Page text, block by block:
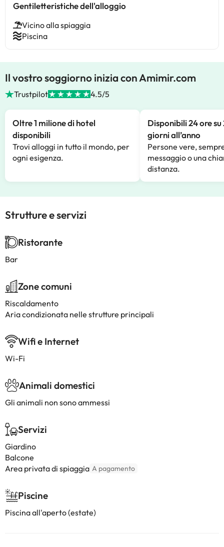
Gentiletteristiche dell'alloggio
Vicino alla spiaggia
Piscina
Il vostro soggiorno inizia con Amimir.com
Trustpilot 4.5/5
Oltre 1 milione di hotel
disponibili
Trovi alloggi in tutto il mondo, per
ogni esigenza.
Disponibili 24 ore su
giorni all’anno
Persone vere,
messaggio o una
distanza.
Strutture e servizi
Ristorante
Bar
Zone comuni
Riscaldamento
Aria condizionata nelle strutture principali
Wifi e Internet
Wi-Fi
Animali domestici
Gli animali non sono ammessi
Servizi
Giardino
Balcone
Area privata di spiaggia A pagamento
Piscine
Piscina all'aperto (estate)